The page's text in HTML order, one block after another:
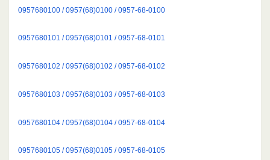
0957680100 / 0957(68)0100 / 0957-68-0100
0957680101 / 0957(68)0101 / 0957-68-0101
0957680102 / 0957(68)0102 / 0957-68-0102
0957680103 / 0957(68)0103 / 0957-68-0103
0957680104 / 0957(68)0104 / 0957-68-0104
0957680105 / 0957(68)0105 / 0957-68-0105